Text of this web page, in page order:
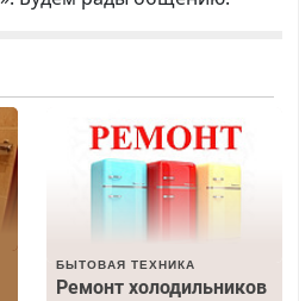
БЫТОВАЯ ТЕХНИКА
Ремонт холодильников